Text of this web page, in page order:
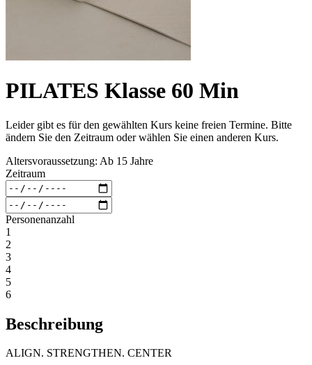
PILATES Klasse 60 Min
Leider gibt es für den gewählten Kurs keine freien Termine. Bitte
ändern Sie den Zeitraum oder wählen Sie einen anderen Kurs.
Altersvoraussetzung: Ab 15 Jahre
Zeitraum
Personenanzahl
1
2
3
4
5
6
Beschreibung
ALIGN. STRENGTHEN. CENTER